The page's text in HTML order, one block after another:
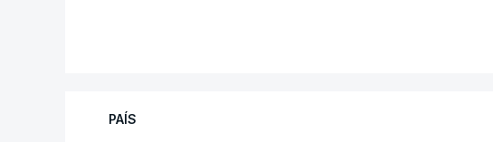
PAÍS